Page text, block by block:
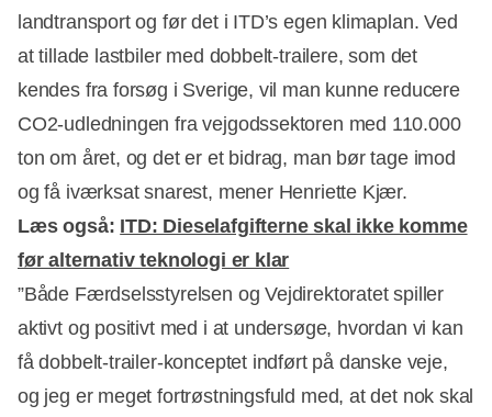
landtransport og før det i ITD’s egen klimaplan. Ved
at tillade lastbiler med dobbelt-trailere, som det
kendes fra forsøg i Sverige, vil man kunne reducere
CO2-udledningen fra vejgodssektoren med 110.000
ton om året, og det er et bidrag, man bør tage imod
og få iværksat snarest, mener Henriette Kjær.
Læs også: ITD: Dieselafgifterne skal ikke komme
før alternativ teknologi er klar
”Både Færdselsstyrelsen og Vejdirektoratet spiller
aktivt og positivt med i at undersøge, hvordan vi kan
få dobbelt-trailer-konceptet indført på danske veje,
og jeg er meget fortrøstningsfuld med, at det nok skal